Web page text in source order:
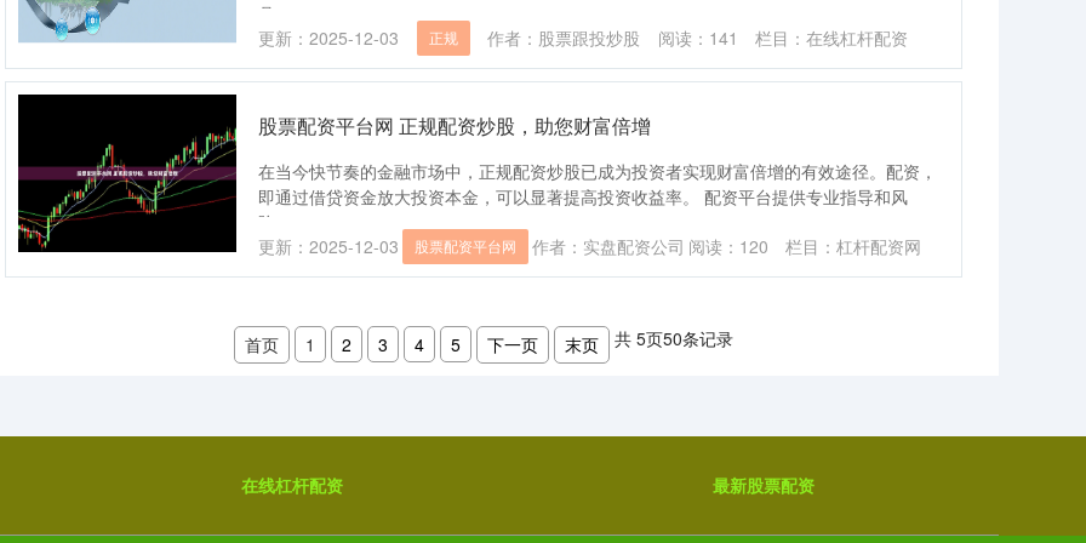
具....
更新：2025-12-03
正规 作者：股票跟投炒股 阅读： 141 栏目： 在线杠杆配资
股票配资平台网 正规配资炒股，助您财富倍增
在当今快节奏的金融市场中，正规配资炒股已成为投资者实现财富倍增的有效途径。配资，
即通过借贷资金放大投资本金，可以显著提高投资收益率。 配资平台提供专业指导和风
险....
更新：2025-12-03
股票配资平台网 作者：实盘配资公司 阅读： 120 栏目： 杠杆配资网
首页 1 2 3 4 5 下一页 末页 共 5页50条记录
在线杠杆配资 最新股票配资